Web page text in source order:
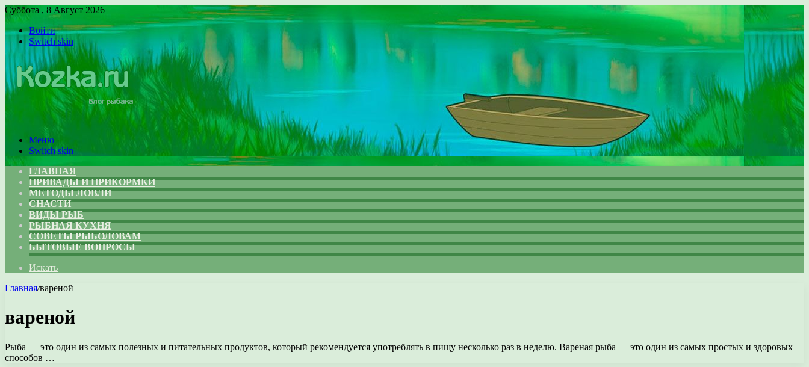
Суббота , 8 Август 2026
Войти
Switch skin
Меню
Switch skin
ГЛАВНАЯ
ПРИВАДЫ И ПРИКОРМКИ
МЕТОДЫ ЛОВЛИ
СНАСТИ
ВИДЫ РЫБ
РЫБНАЯ КУХНЯ
СОВЕТЫ РЫБОЛОВАМ
БЫТОВЫЕ ВОПРОСЫ
Искать
Главная/вареной
вареной
Рыба — это один из самых полезных и питательных продуктов, который рекомендуется употреблять в пищу несколько раз в неделю. Вареная рыба — это один из самых простых и здоровых
способов …